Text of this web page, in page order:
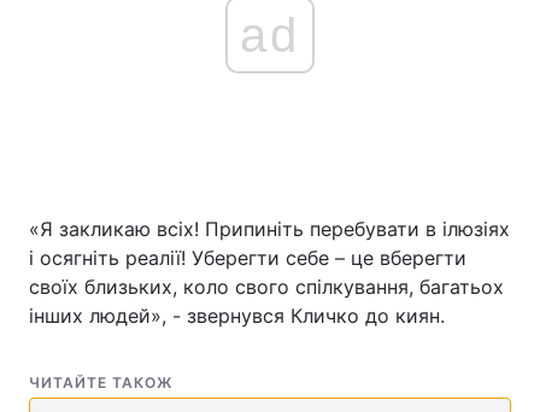
ad
«Я закликаю всіх! Припиніть перебувати в ілюзіях
і осягніть реалії! Уберегти себе – це вберегти
своїх близьких, коло свого спілкування, багатьох
інших людей», - звернувся Кличко до киян.
ЧИТАЙТЕ ТАКОЖ